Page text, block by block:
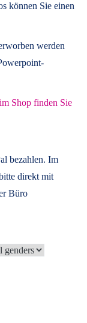
können Sie einen
werden
Shop finden Sie
bezahlen. Im
direkt mit
Büro